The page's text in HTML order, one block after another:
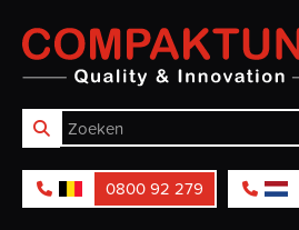
Compaktuna
0800 92 279